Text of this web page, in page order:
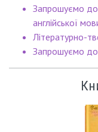
Запрошуємо до
англійської
Літературно-
Запрошуємо до